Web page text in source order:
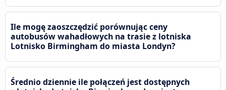
Ile mogę zaoszczędzić porównując ceny
autobusów wahadłowych na trasie z lotniska
Lotnisko Birmingham do miasta Londyn?
Średnio dziennie ile połączeń jest dostępnych